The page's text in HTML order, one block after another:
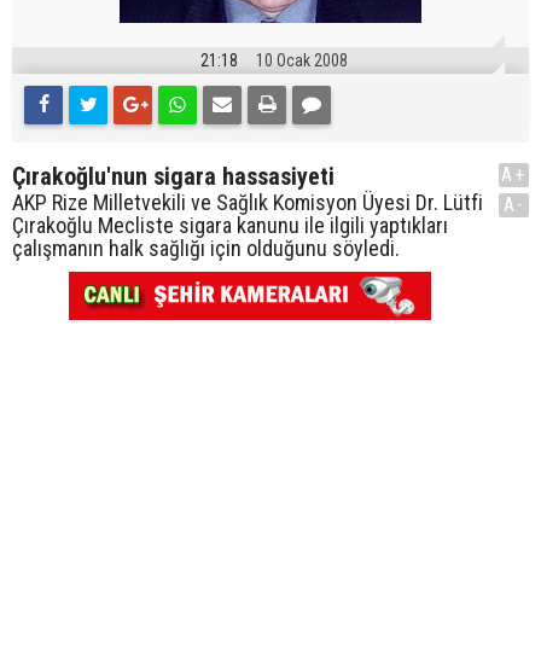
21:18 10 Ocak 2008
Çırakoğlu'nun sigara hassasiyeti
AKP Rize Milletvekili ve Sağlık Komisyon Üyesi Dr. Lütfi
Çırakoğlu Mecliste sigara kanunu ile ilgili yaptıkları
çalışmanın halk sağlığı için olduğunu söyledi.
A+
A-